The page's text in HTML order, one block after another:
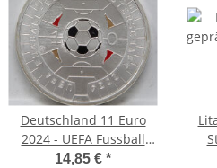
Deutschland 11 Euro
2024 - UEFA Fussball
EM*
14,85 € *